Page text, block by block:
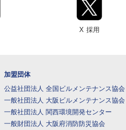
X 採用
加盟団体
公益社団法人 全国ビルメンテナンス協会
一般社団法人 大阪ビルメンテナンス協会
一般社団法人 関西環境開発センター
一般財団法人 大阪府消防防災協会